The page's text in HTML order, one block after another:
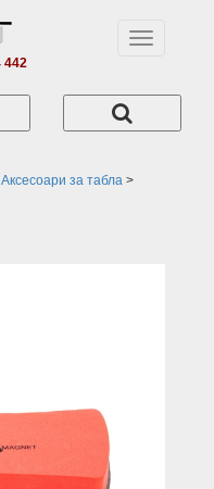
442
Toggle
Аксесоари за табла >